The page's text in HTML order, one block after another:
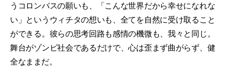
うコロンバスの願いも、「こんな世界だから幸せになれな
い」というウィチタの想いも、全てを自然に受け取ること
ができる。彼らの思考回路も感情の機微も、我々と同じ。
舞台がゾンビ社会であるだけで、心は歪まず曲がらず、健
全なままだ。